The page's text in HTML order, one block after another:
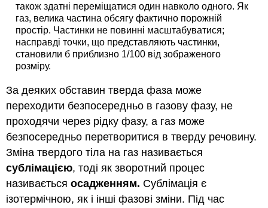
також здатні переміщатися один навколо одного. Як
газ, велика частина обсягу фактично порожній
простір. Частинки не повинні масштабуватися;
насправді точки, що представляють частинки,
становили б приблизно 1/100 від зображеного
розміру.
За деяких обставин тверда фаза може
переходити безпосередньо в газову фазу, не
проходячи через рідку фазу, а газ може
безпосередньо перетворитися в тверду речовину.
Зміна твердого тіла на газ називається
сублімацією, тоді як зворотний процес
називаєтьсяосадженням. Сублімація є
ізотермічною, як і інші фазові зміни. Під час